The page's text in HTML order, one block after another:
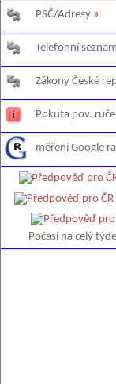
PSČ/Adresy »
Telefonní seznam
Zákony České
Pokuta pov.
měření Google
Počasí na celý